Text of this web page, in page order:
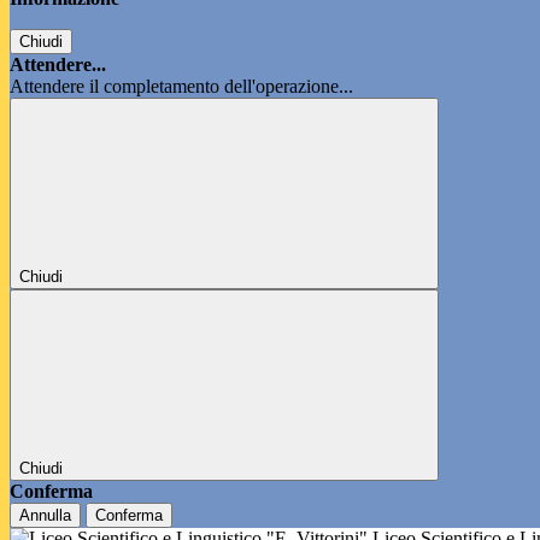
Chiudi
Attendere...
Attendere il completamento dell'operazione...
Chiudi
Chiudi
Conferma
Annulla Conferma